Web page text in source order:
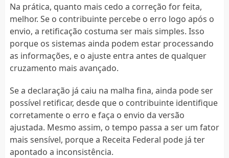
Na prática, quanto mais cedo a correção for feita,
melhor. Se o contribuinte percebe o erro logo após o
envio, a retificação costuma ser mais simples. Isso
porque os sistemas ainda podem estar processando
as informações, e o ajuste entra antes de qualquer
cruzamento mais avançado.
Se a declaração já caiu na malha fina, ainda pode ser
possível retificar, desde que o contribuinte identifique
corretamente o erro e faça o envio da versão
ajustada. Mesmo assim, o tempo passa a ser um fator
mais sensível, porque a Receita Federal pode já ter
apontado a inconsistência.